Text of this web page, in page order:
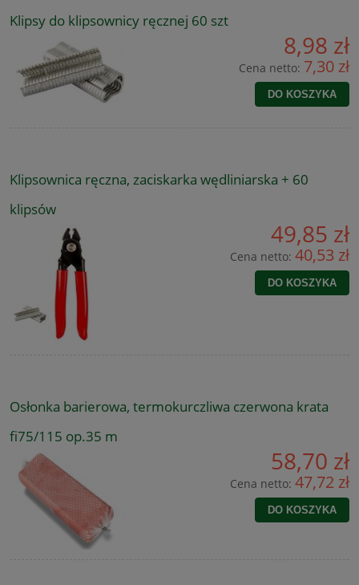
Klipsy do klipsownicy ręcznej 60 szt
8,98 zł
Cena netto: 7,30 zł
DO KOSZYKA
Klipsownica ręczna, zaciskarka wędliniarska + 60
klipsów
49,85 zł
Cena netto: 40,53 zł
DO KOSZYKA
Osłonka barierowa, termokurczliwa czerwona krata
fi75/115 op.35 m
58,70 zł
Cena netto: 47,72 zł
DO KOSZYKA